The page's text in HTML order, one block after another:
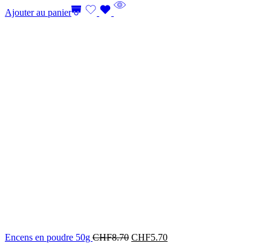
Ajouter au panier
Encens en poudre 50g CHF8.70 CHF5.70